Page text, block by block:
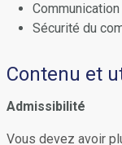
Communication
Sécurité du
Contenu et
Admissibilité
Vous devez avoir